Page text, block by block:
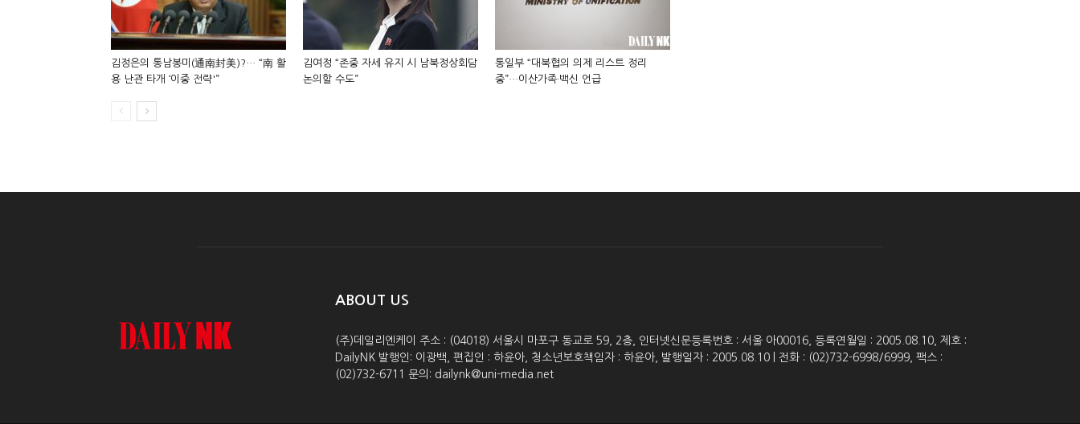
김정은의 통남봉미(通南封美)?… “南 활
용 난관 타개 ‘이중 전략'”
김여정 “존중 자세 유지 시 남북정상회담
논의할 수도”
통일부 “대북협의 의제 리스트 정리
중”…이산가족·백신 언급
ABOUT US
(주)데일리엔케이 주소 : (04018) 서울시 마포구 동교로 59, 2층, 인터넷신문등록번호 : 서울 아00016, 등록연월일 : 2005.08.10, 제호 :
DailyNK 발행인: 이광백, 편집인 : 하윤아, 청소년보호책임자 : 하윤아, 발행일자 : 2005.08.10 | 전화 : (02)732-6998/6999, 팩스 :
(02)732-6711 문의: dailynk@uni-media.net